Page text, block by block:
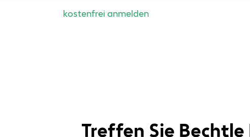
kostenfrei anmelden
Treffen Sie Bechtle